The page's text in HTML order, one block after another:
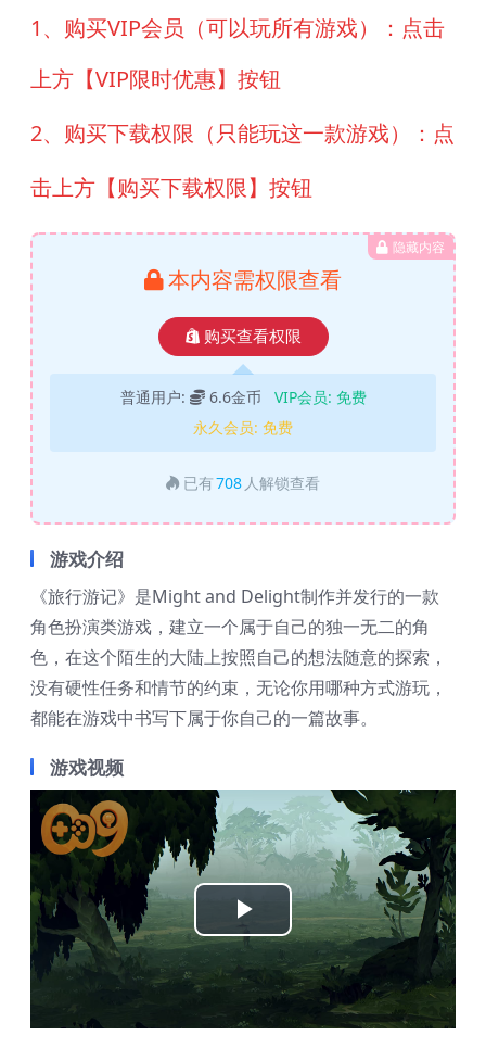
1、购买VIP会员（可以玩所有游戏）：点击
上方【VIP限时优惠】按钮
2、购买下载权限（只能玩这一款游戏）：点
击上方【购买下载权限】按钮
隐藏内容
本内容需权限查看
购买查看权限
普通用户: 6.6金币 VIP会员: 免费
永久会员: 免费
已有708 人解锁查看
游戏介绍
《旅行游记》是Might and Delight制作并发行的一款
角色扮演类游戏，建立一个属于自己的独一无二的角
色，在这个陌生的大陆上按照自己的想法随意的探索，
没有硬性任务和情节的约束，无论你用哪种方式游玩，
都能在游戏中书写下属于你自己的一篇故事。
游戏视频
Play
Video